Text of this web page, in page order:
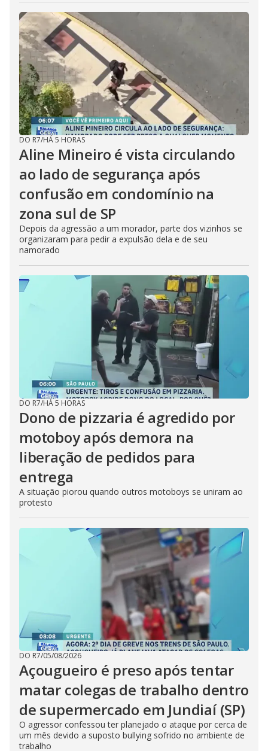
DO R7/HÁ 5 HORAS
Aline Mineiro é vista circulando
ao lado de segurança após
confusão em condomínio na
zona sul de SP
Depois da agressão a um morador, parte dos vizinhos se
organizaram para pedir a expulsão dela e de seu
namorado
DO R7/HÁ 5 HORAS
Dono de pizzaria é agredido por
motoboy após demora na
liberação de pedidos para
entrega
A situação piorou quando outros motoboys se uniram ao
protesto
DO R7/05/08/2026
Açougueiro é preso após tentar
matar colegas de trabalho dentro
de supermercado em Jundiaí (SP)
O agressor confessou ter planejado o ataque por cerca de
um mês devido a suposto bullying sofrido no ambiente de
trabalho